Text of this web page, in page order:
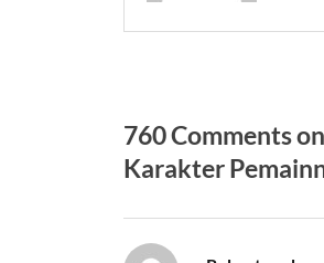
760 Comments
Karakter